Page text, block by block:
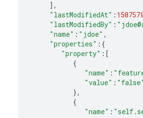
],
"lastModifiedAt" :
"lastModifiedBy" :
"name" : "jdoe" ,
"properties" :{
"property" :[
{
"name" :
"value" : "false"
},
{
"name" :